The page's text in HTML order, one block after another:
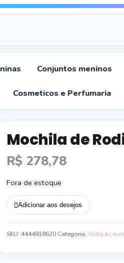
Conjuntos meninos
Cosmeticos e Perfumaria
Mochila de
R$ 278,78
Fora de estoque
Adicionar aos desejos
SKU: 4444818620 Categoria: Volta as